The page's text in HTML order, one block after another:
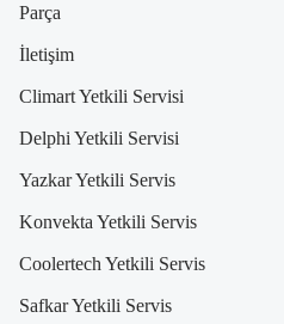
Parça
İletişim
Climart Yetkili Servisi
Delphi Yetkili Servisi
Yazkar Yetkili Servis
Konvekta Yetkili Servis
Coolertech Yetkili Servis
Safkar Yetkili Servis